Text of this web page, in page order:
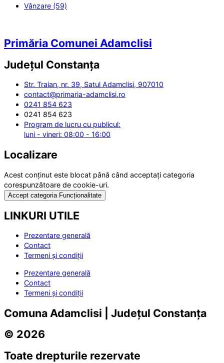
Vânzare (59)
Primăria Comunei Adamclisi
Județul Constanța
Str. Traian, nr. 39, Satul Adamclisi, 907010
contact@primaria-adamclisi.ro
0241 854 623
0241 854 623
Program de lucru cu publicul:
luni - vineri: 08:00 - 16:00
Localizare
Acest conținut este blocat până când acceptați categoria
corespunzătoare de cookie-uri.
Accept categoria Funcționalitate
LINKURI UTILE
Prezentare generală
Contact
Termeni și condiții
Prezentare generală
Contact
Termeni și condiții
Comuna Adamclisi | Județul Constanța
© 2026
Toate drepturile rezervate